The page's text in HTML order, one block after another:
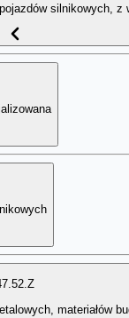
silnikowych, z
materiałów